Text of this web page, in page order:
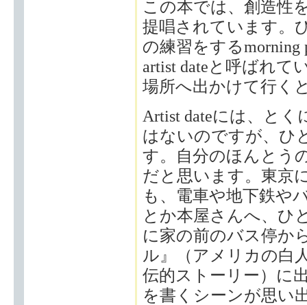
この本では、創造性
提唱されています。
の練習をする
artist dateと呼ばれて
場所へ出かけて行く
Artist dateには、と
はないのですが、ひ
す。自分のほんとう
だと思います。東京
も、電車や地下鉄や
とか本屋さんへ、ひ
に家の前のバス停か
ル』（アメリカの白
伝的ストーリー）に
を書くシーンが思い